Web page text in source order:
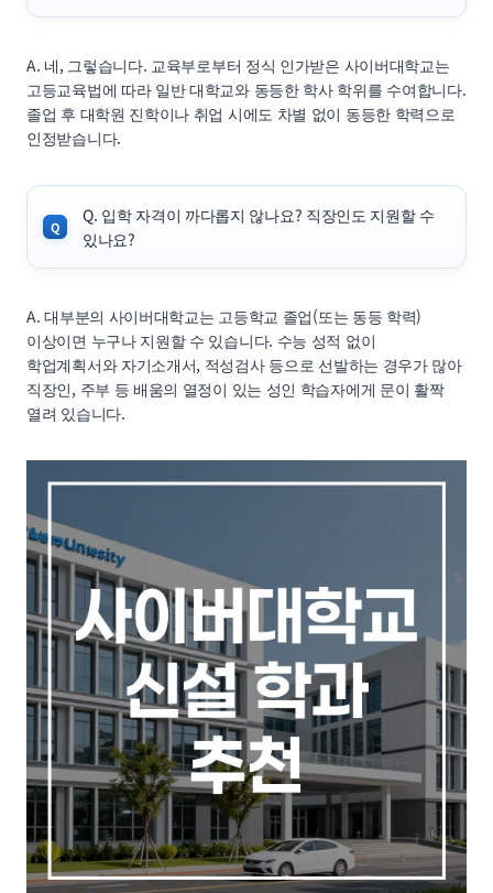
A. 네, 그렇습니다. 교육부로부터 정식 인가받은 사이버대학교는
고등교육법에 따라 일반 대학교와 동등한 학사 학위를 수여합니다.
졸업 후 대학원 진학이나 취업 시에도 차별 없이 동등한 학력으로
인정받습니다.
Q. 입학 자격이 까다롭지 않나요? 직장인도 지원할 수
있나요?
A. 대부분의 사이버대학교는 고등학교 졸업(또는 동등 학력)
이상이면 누구나 지원할 수 있습니다. 수능 성적 없이
학업계획서와 자기소개서, 적성검사 등으로 선발하는 경우가 많아
직장인, 주부 등 배움의 열정이 있는 성인 학습자에게 문이 활짝
열려 있습니다.